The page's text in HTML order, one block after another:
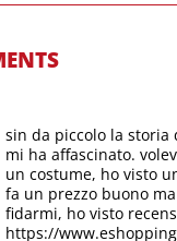
sin da piccolo la storia
mi ha affascinato.
un costume, ho visto
fa un prezzo buono
fidarmi, ho visto
https://